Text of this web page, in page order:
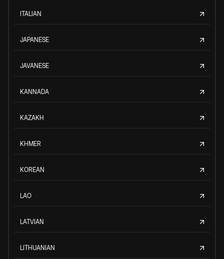
ITALIAN
JAPANESE
JAVANESE
KANNADA
KAZAKH
KHMER
KOREAN
LAO
LATVIAN
LITHUANIAN